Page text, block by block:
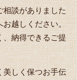
相談がありました
お越しください。
、納得できるご提
美しく保つお手伝